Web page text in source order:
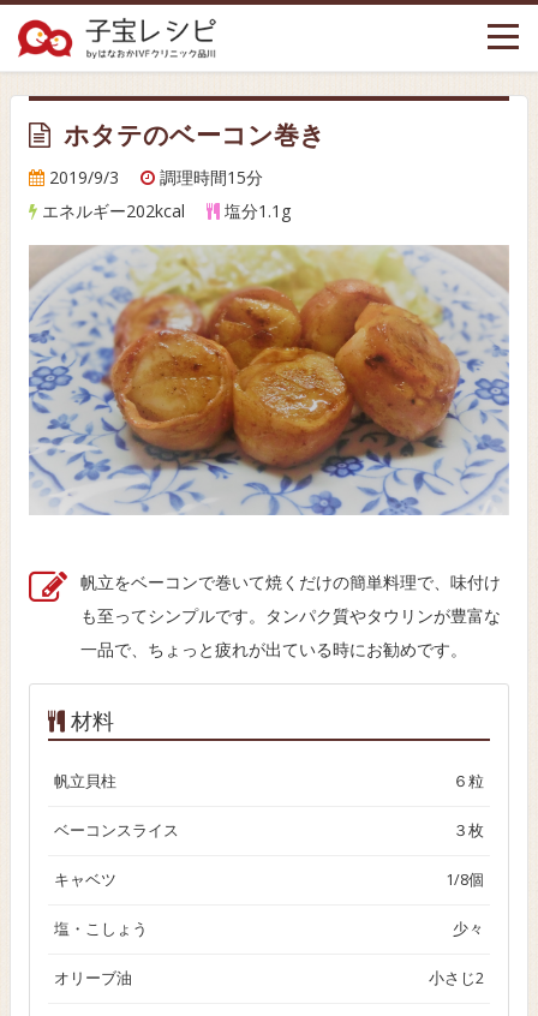
ホタテのベーコン巻き
2019/9/3
調理時間15分
エネルギー202kcal
塩分1.1g
帆立をベーコンで巻いて焼くだけの簡単料理で、味付け
も至ってシンプルです。タンパク質やタウリンが豊富な
一品で、ちょっと疲れが出ている時にお勧めです。
材料
帆立貝柱 ６粒
ベーコンスライス ３枚
キャベツ 1/8個
塩・こしょう 少々
オリーブ油 小さじ2